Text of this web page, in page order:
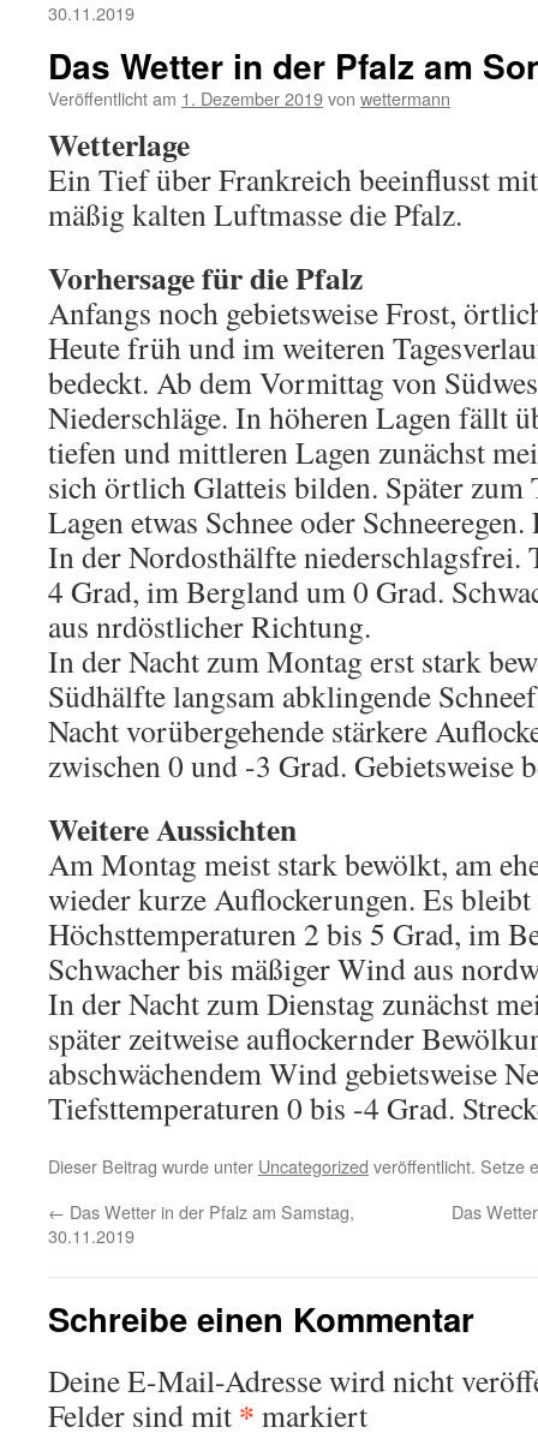
30.11.2019
Das Wetter in der Pfalz am
Veröffentlicht am 1. Dezember 2019von wettermann
Wetterlage
Ein Tief über Frankreich beeinflusst
mäßig kalten Luftmasse die Pfalz.
Vorhersage für die Pfalz
Anfangs noch gebietsweise Frost,
Heute früh und im weiteren
bedeckt. Ab dem Vormittag von
Niederschläge. In höheren Lagen fällt
tiefen und mittleren Lagen zunächst
sich örtlich Glatteis bilden. Später zum
Lagen etwas Schnee oder
In der Nordosthälfte niederschlagsfrei.
4 Grad, im Bergland um 0 Grad.
aus nrdöstlicher Richtung.
In der Nacht zum Montag erst stark
Südhälfte langsam abklingende
Nacht vorübergehende stärkere
zwischen 0 und -3 Grad. Gebietsweise
Weitere Aussichten
Am Montag meist stark bewölkt, am
wieder kurze Auflockerungen. Es
Höchsttemperaturen 2 bis 5 Grad, im
Schwacher bis mäßiger Wind aus
In der Nacht zum Dienstag zunächst
später zeitweise auflockernder
abschwächendem Wind gebietsweise
Tiefsttemperaturen 0 bis -4 Grad.
Dieser Beitrag wurde unter Uncategorized veröffentlicht. Setze
← Das Wetter in der Pfalz am Samstag,
30.11.2019
Das
Schreibe einen Kommentar
Deine E-Mail-Adresse wird nicht
Felder sind mit * markiert